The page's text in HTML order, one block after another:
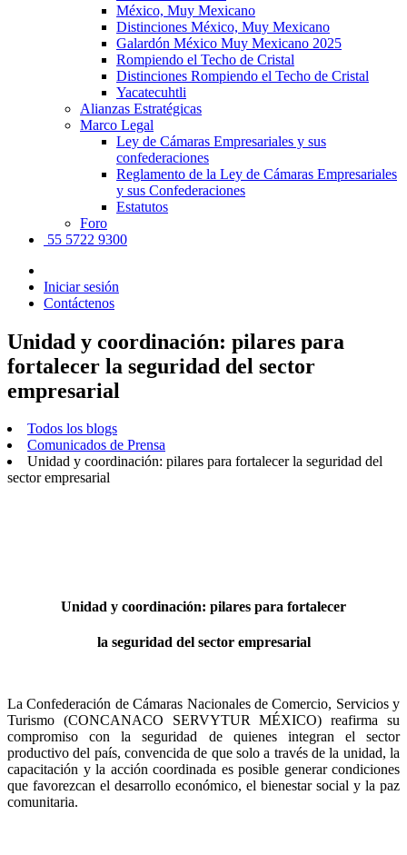
México, Muy Mexicano
Distinciones México, Muy Mexicano
Galardón México Muy Mexicano 2025
Rompiendo el Techo de Cristal
Distinciones Rompiendo el Techo de Cristal
Yacatecuhtli
Alianzas Estratégicas
Marco Legal
Ley de Cámaras Empresariales y sus
confederaciones
Reglamento de la Ley de Cámaras Empresariales
y sus Confederaciones
Estatutos
Foro
55 5722 9300
Iniciar sesión
Contáctenos
Unidad y coordinación: pilares para
fortalecer la seguridad del sector
empresarial
Todos los blogs
Comunicados de Prensa
Unidad y coordinación: pilares para fortalecer la seguridad del
sector empresarial
Unidad y coordinación: pilares para fortalecer
la seguridad del sector empresarial
La Confederación de Cámaras Nacionales de Comercio, Servicios y
Turismo (CONCANACO SERVYTUR MÉXICO) reafirma su
compromiso con la seguridad de quienes integran el sector
productivo del país, convencida de que solo a través de la unidad, la
capacitación y la acción coordinada es posible generar condiciones
que favorezcan el desarrollo económico, el bienestar social y la paz
comunitaria.